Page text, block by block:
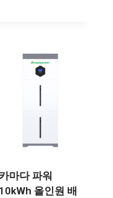
카마다 파워
10kWh 올인원 배